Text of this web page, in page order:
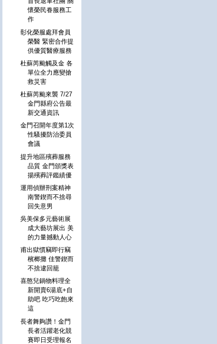
懷榮民眷服務工
作
彰化榮服處拜會員
榮醫 緊密合作提
供優質醫療服務
杜蘇芮颱觸及金 各
單位全力應變搶
救災害
杜蘇芮颱來襲 7/27
金門縣府公告最
新交通資訊
金門召開年度第1次
性騷擾防治委員
會議
提升地區殯葬服務
品質 金門頒獎表
揚殯葬評鑑績優
運用偵辦刑案精神
南警鍥而不捨尋
回失意男
吳美保多元藝術展
成大藝坊展出 美
的力量撼動人心
甫出獄慣竊即行竊
檳榔攤 佳警鍥而
不捨逮回籠
喜憨兒鍋物料理全
新開賣6湯底+自
助吧 吃巧吃飽來
這
長者舞夠讚！金門
長者活躍老化競
賽即日受理報名